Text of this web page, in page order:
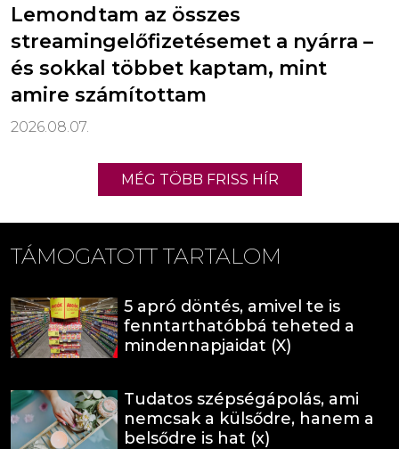
Lemondtam az összes
streamingelőfizetésemet a nyárra –
és sokkal többet kaptam, mint
amire számítottam
2026.08.07.
MÉG TÖBB FRISS HÍR
TÁMOGATOTT TARTALOM
5 apró döntés, amivel te is
fenntarthatóbbá teheted a
mindennapjaidat (X)
Tudatos szépségápolás, ami
nemcsak a külsődre, hanem a
belsődre is hat (x)